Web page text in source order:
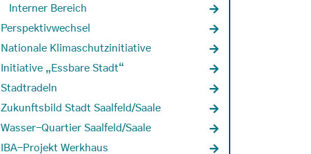
Interner Bereich
Perspektivwechsel
Nationale Klimaschutzinitiative
Initiative „Essbare Stadt“
Stadtradeln
Zukunftsbild Stadt Saalfeld/Saale
Wasser-Quartier Saalfeld/Saale
IBA-Projekt Werkhaus